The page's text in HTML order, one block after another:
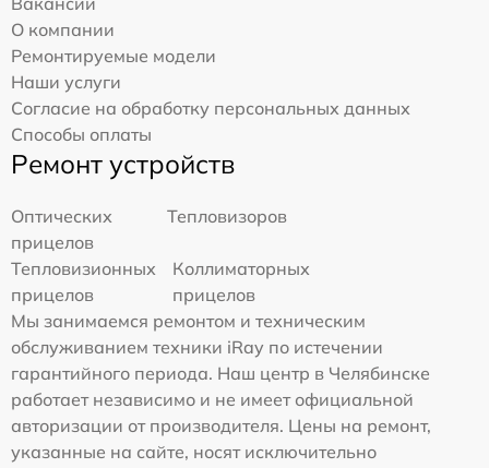
О компании
Ремонтируемые модели
Наши услуги
Согласие на обработку персональных данных
Способы оплаты
Ремонт устройств
Оптических
прицелов
Тепловизоров
Тепловизионных
прицелов
Коллиматорных
прицелов
Мы занимаемся ремонтом и техническим
обслуживанием техники iRay по истечении
гарантийного периода. Наш центр в Челябинске
работает независимо и не имеет официальной
авторизации от производителя. Цены на ремонт,
указанные на сайте, носят исключительно